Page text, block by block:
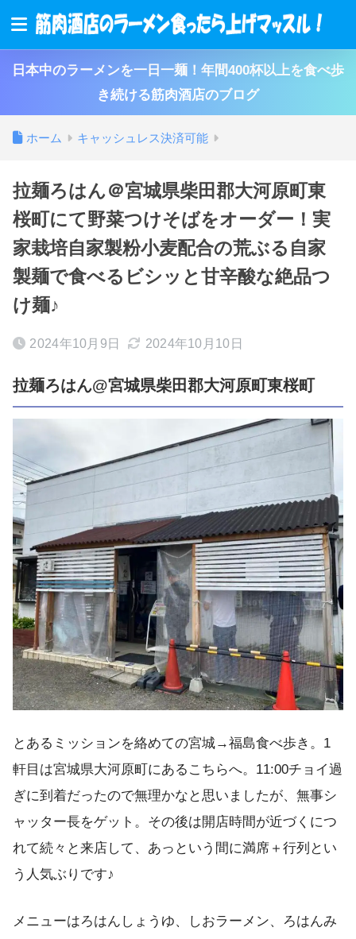
日本中のラーメンを一日一麺！年間400杯以上を食べ歩
き続ける筋肉酒店のブログ
ホーム キャッシュレス決済可能
拉麺ろはん＠宮城県柴田郡大河原町東
桜町にて野菜つけそばをオーダー！実
家栽培自家製粉小麦配合の荒ぶる自家
製麺で食べるビシッと甘辛酸な絶品つ
け麺♪
2024年10月9日 2024年10月10日
拉麺ろはん@宮城県柴田郡大河原町東桜町
とあるミッションを絡めての宮城→福島食べ歩き。1
軒目は宮城県大河原町にあるこちらへ。11:00チョイ過
ぎに到着だったので無理かなと思いましたが、無事シ
ャッター長をゲット。その後は開店時間が近づくにつ
れて続々と来店して、あっという間に満席＋行列とい
う人気ぶりです♪
メニューはろはんしょうゆ、しおラーメン、ろはんみ